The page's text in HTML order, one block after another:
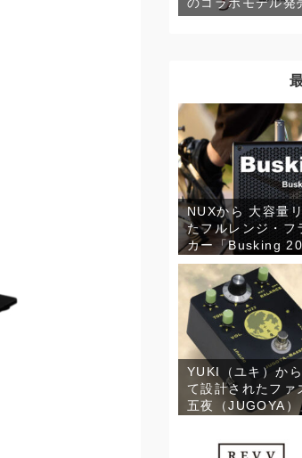
のコラボモデル発
NUXから 大容量
たフルレンジ・フ
カー「Busking
YUKI（ユキ）か
て設計されたフ
五夜（JUGOYA）